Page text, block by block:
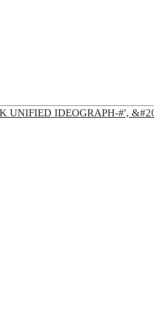
UNIFIED IDEOGRAPH-#',